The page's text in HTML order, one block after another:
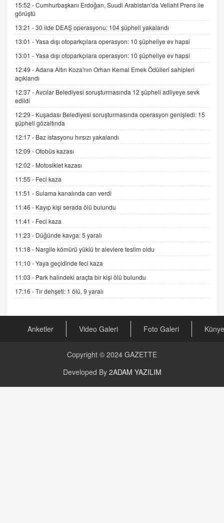
SEHER EREK
Kış Ayları Geldi, Hangi Önlemler Alınmalı?
9.12.2025 10:11
İNCİ GÜL AKÖL
06.07.2026 13:00
ADEM AKÖL
Esed Destekçilerinin Yüzüne Vurulan Şamar:
Sednaya
11.12.2024 12:30
DR. EKREM ASLAN
Gerçek Ne, Algı Ne? "Beraber Yürüyoruz"
Cümlesinin Peşinden
19.07.2025 12:45
GÖNÜL MENEKŞE
Şifacının Yolu
04.11.2025 12:56
AV. RÜMEYSA ÖZKALE
Kira Uyuşmazlıklarında Dava Açmadan Önce
Arabulucuya Başvuru Şartı
CAN UĞURATEŞ
Değişen yapısıyla Suriye
GÜNLÜK BURÇ YORUMU
15:52 -Cumhurbaşkanı Erdoğan, Suudi Arabistan'da Veliaht Prens ile
görüştü
13:21 -30 ilde DEAŞ operasyonu: 104 şüpheli yakalandı
13:01 -Yasa dışı otoparkçılara operasyon: 10 şüpheliye ev hapsi
13:01 -Yasa dışı otoparkçılara operasyon: 10 şüpheliye ev hapsi
12:49 -Adana Altın Koza'nın Orhan Kemal Emek Ödülleri sahipleri
açıklandı
12:37 -Avcılar Belediyesi soruşturmasında 12 şüpheli adliyeye sevk
edildi
12:29 - Kuşadası Belediyesi soruşturmasında operasyon genişledi: 15
şüpheli gözaltında
12:17 - Baz istasyonu hırsızı yakalandı
12:09 -Otobüs kazası
12:02 - Motosiklet kazası
11:55 - Feci kaza
11:51 -Sulama kanalında can verdi
11:46 - Kayıp kişi serada ölü bulundu
11:41 - Feci kaza
11:23 - Düğünde kavga: 5 yaralı
11:18 - Nargile kömürü yüklü tır alevlere teslim oldu
11:10 -Yaya geçidinde feci kaza
11:03 - Park halindeki araçta bir kişi ölü bulundu
17:16 -Tır dehşeti: 1 ölü, 9 yaralı
Anketler Video Galeri Foto Galeri Künye
Copyright © 2024 GAZETTE
Developed By 2ADAM YAZILIM